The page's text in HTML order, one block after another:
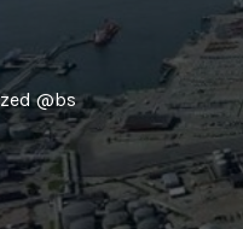
@bs